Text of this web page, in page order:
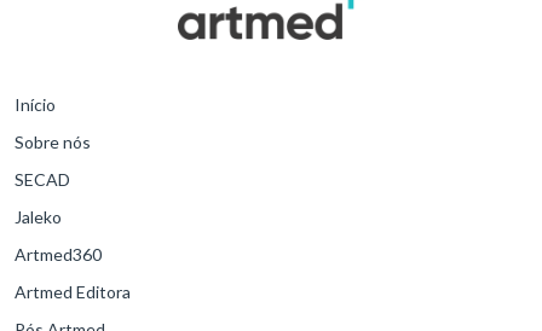
Início
Sobre nós
SECAD
Jaleko
Artmed360
Artmed Editora